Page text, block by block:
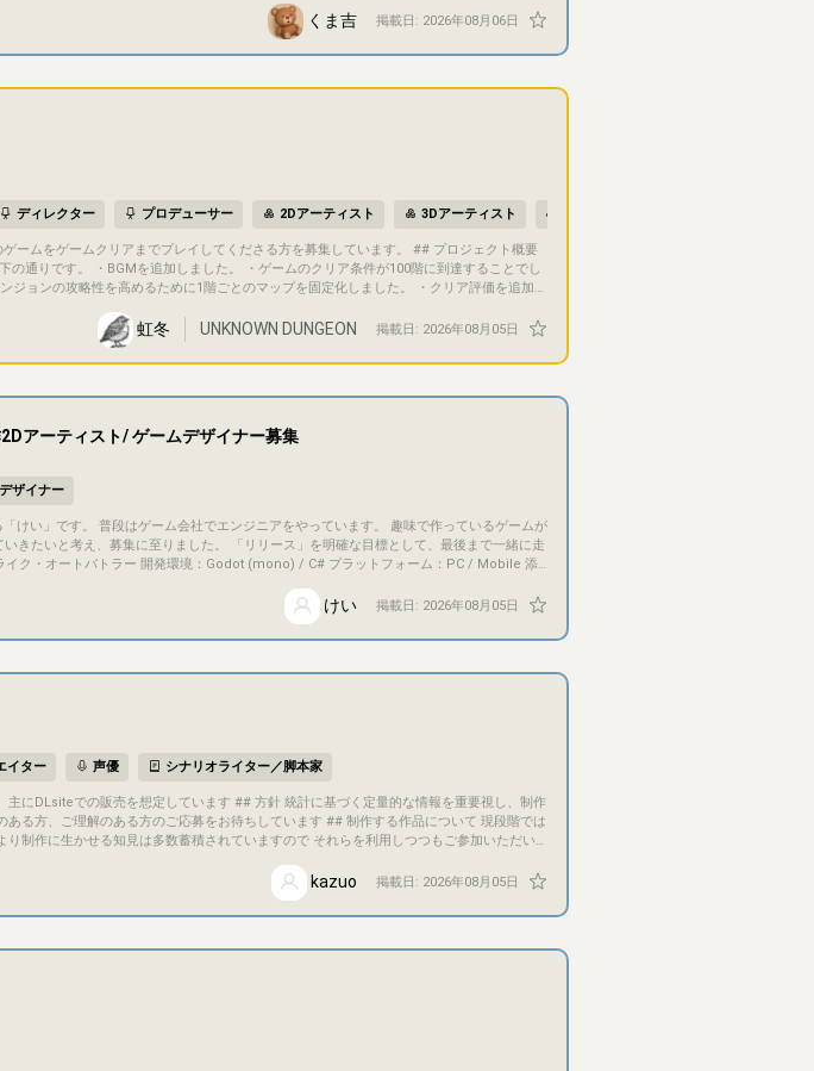
決
応募後、早い段階で一緒に固めていきます） - 「ゲーム」としていますが、ゲーム性のな
、参加が決まった段階で個別にすり合わせます）。趣味の延長というより、商業的な着地
くま吉 掲載日: 2026年08月06日
ディレクター プロデューサー 2Dアーティスト 3Dアーティスト
通りです。 ・BGMを追加しました。 ・ゲームのクリア条件が100階に到達することでし
ョンの攻略性を高めるために1階ごとのマップを固定化しました。 ・クリア評価を追加し
遅くしました。 ・マップの大きさを狭くしました。 ・敵や宝
しました。 ・ボスエネミーのダメージを変更しました ## 目的・目標 最終目
ただきます
虹冬 UNKNOWN DUNGEON 掲載日: 2026年08月05日
アーティスト/ ゲームデザイナー募集
ザイナー
きたいと考え、募集に至りました。 「リリース」を明確な目標として、最後まで一緒に走
好きな方を歓迎しています。 ・【2Dアーティスト】キャラクター
クト作成 ・【ゲームデザイナー】ゲームシステムの仕様作成、ゲームバランス調整 ##
けい 掲載日: 2026年08月05日
イター 声優 シナリオライター／脚本家
## 方針 統計に基づく定量的な情報を重要視し、制作
のご応募をお待ちしています ## 制作する作品について 現段階では
制作に生かせる知見は多数蓄積されていますので それらを利用しつつもご参加いただい
イムの影響を受けるなど、体制に応じた不確定要素が増えることが予測されるため、見直
などの未決事項も多いため、上記のいずれと
びチーム規模について 以下のメンバーを募
サウンドエンジニア（音声、SE編集）、デザイナー（プロモーション素材等作成）など
注する想定です ## 権利について 基本的な方針として画像、
、作品への利用許諾（独占・非独占の別を含め、契約時に取り決めます）をいただくこ
kazuo 掲載日: 2026年08月05日